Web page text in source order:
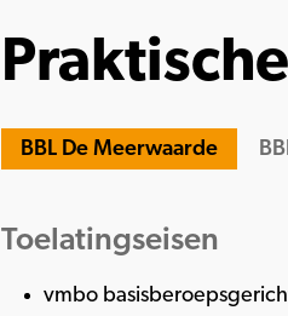
BBL De Meerwaarde
Toelatingseisen
vmbo